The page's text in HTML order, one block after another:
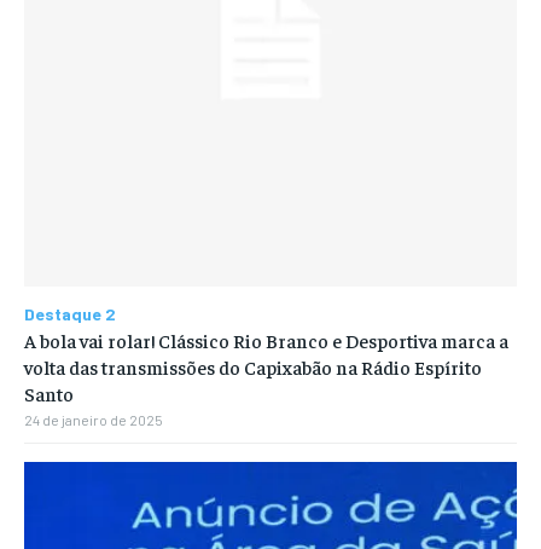
Destaque 2
A bola vai rolar! Clássico Rio Branco e Desportiva marca a
volta das transmissões do Capixabão na Rádio Espírito
Santo
24 de janeiro de 2025